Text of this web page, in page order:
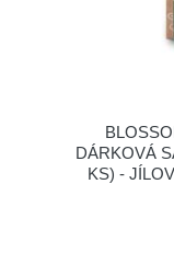
DÁRKOVÁ
KS) -